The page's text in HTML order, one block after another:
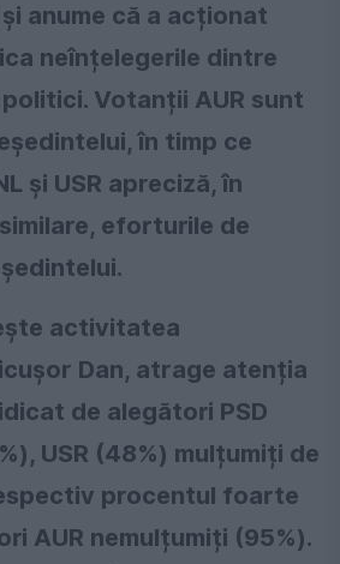
anume că a acționat
neînțelegerile dintre
Votanții AUR sunt
în timp ce
și USR apreciză, în
eforturile de
activitatea
Dan, atrage atenția
de alegători PSD
USR (48%) mulțumiți de
procentul foarte
AUR nemulțumiți (95%).